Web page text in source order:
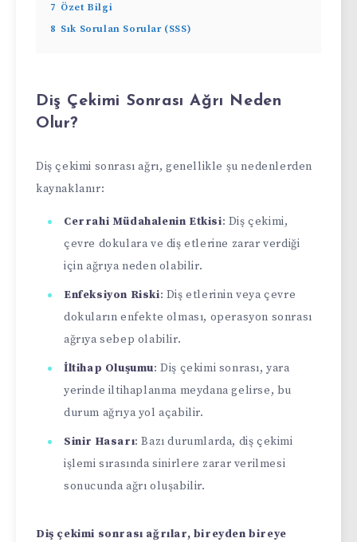
7 Özet Bilgi
8 Sık Sorulan Sorular (SSS)
Diş Çekimi Sonrası Ağrı Neden
Olur?
Diş çekimi sonrası ağrı, genellikle şu nedenlerden
kaynaklanır:
Cerrahi Müdahalenin Etkisi: Diş çekimi,
çevre dokulara ve diş etlerine zarar verdiği
için ağrıya neden olabilir.
Enfeksiyon Riski: Diş etlerinin veya çevre
dokuların enfekte olması, operasyon sonrası
ağrıya sebep olabilir.
İltihap Oluşumu: Diş çekimi sonrası, yara
yerinde iltihaplanma meydana gelirse, bu
durum ağrıya yol açabilir.
Sinir Hasarı: Bazı durumlarda, diş çekimi
işlemi sırasında sinirlere zarar verilmesi
sonucunda ağrı oluşabilir.
Diş çekimi sonrası ağrılar, bireyden bireye